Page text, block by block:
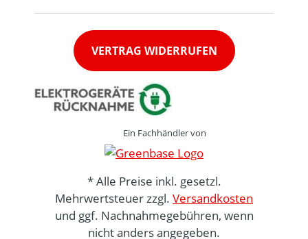
VERTRAG WIDERRUFEN
Ein Fachhändler von
* Alle Preise inkl. gesetzl.
Mehrwertsteuer zzgl. Versandkosten
und ggf. Nachnahmegebühren, wenn
nicht anders angegeben.